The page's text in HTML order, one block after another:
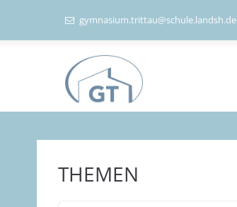
gymnasium.trittau@schule.landsh.de
THEMEN